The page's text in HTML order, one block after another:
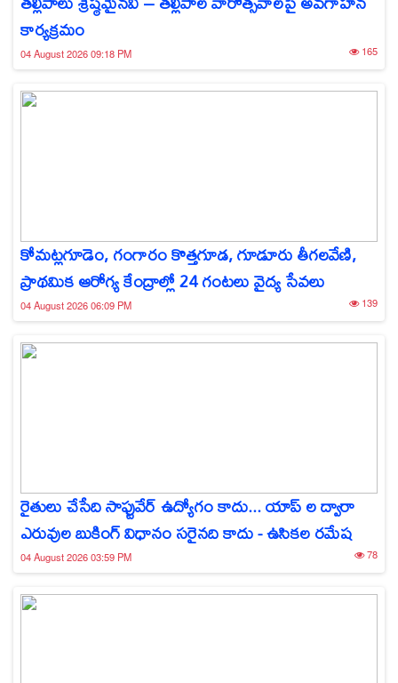
కార్యక్రమం
04 August 2026 09:18 PM 165
కోమట్లగూడెం, గంగారం కొత్తగూడ, గూడూరు తీగలవేణి,
ప్రాథమిక ఆరోగ్య కేంద్రాల్లో 24 గంటలు వైద్య సేవలు
04 August 2026 06:09 PM 139
రైతులు చేసేది సాఫ్టువేర్ ఉద్యోగం కాదు... యాప్‌ ల ద్వారా
ఎరువుల బుకింగ్ విధానం సరైనది కాదు - ఉసికల రమేష
04 August 2026 03:59 PM 78